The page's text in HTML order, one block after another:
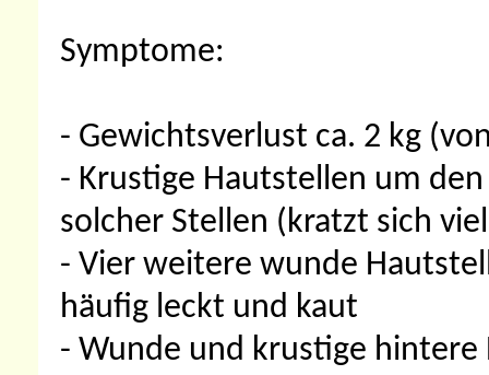
Symptome:
- Gewichtsverlust ca. 2 kg
- Krustige Hautstellen um
solcher Stellen (kratzt sich
- Vier weitere wunde
häufig leckt und kaut
- Wunde und krustige hintere